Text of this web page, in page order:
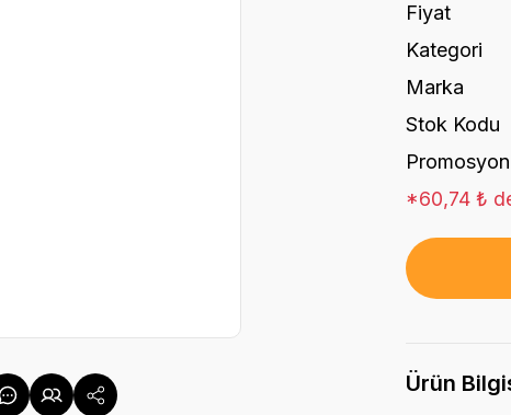
Fiyat
Kategori
Marka
Stok Kodu
Promosyon
*60,74 ₺
Ürün